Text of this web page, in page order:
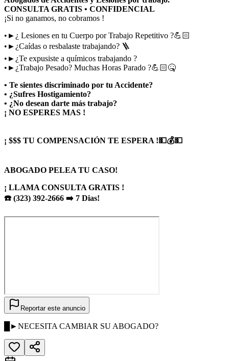
CONSULTA GRATIS • CONFIDENCIAL
¡Si no ganamos, no cobramos !
•►¿ Lesiones en tu Cuerpo por Trabajo Repetitivo ?💪🏻
•►¿Caídas o resbalaste trabajando? 🪜
•►¿Te expusiste a químicos trabajando ?
•►¿Trabajo Pesado? Muchas Horas Parado ?💪🏻🤒
• Te sientes discriminado por tu Accidente?
• ¿Sufres Hostigamiento?
• ¿No desean darte más trabajo?
¡ NO ESPERES MAS !
¡ $$$ TU COMPENSACIÓN TE ESPERA !💵💰💵
ABOGADO PELEA TU CASO!
¡ LLAMA CONSULTA GRATIS !
☎️ (323) 392-2666 ➡️ 7 Dias!
Reportar este anuncio
█►NECESITA CAMBIAR SU ABOGADO?